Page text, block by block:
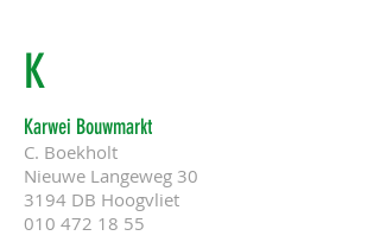
K
Karwei Bouwmarkt
C. Boekholt
Nieuwe Langeweg 30
3194 DB Hoogvliet
010 472 18 55